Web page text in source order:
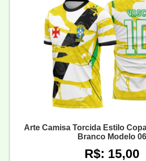
Arte Camisa Torcida Estilo
Branco Modelo 06
R$: 15,00